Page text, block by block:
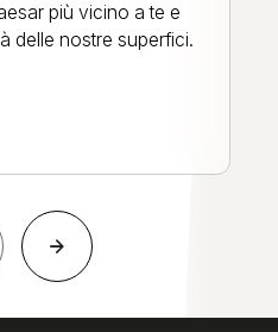
più vicino a te e
delle nostre superfici.